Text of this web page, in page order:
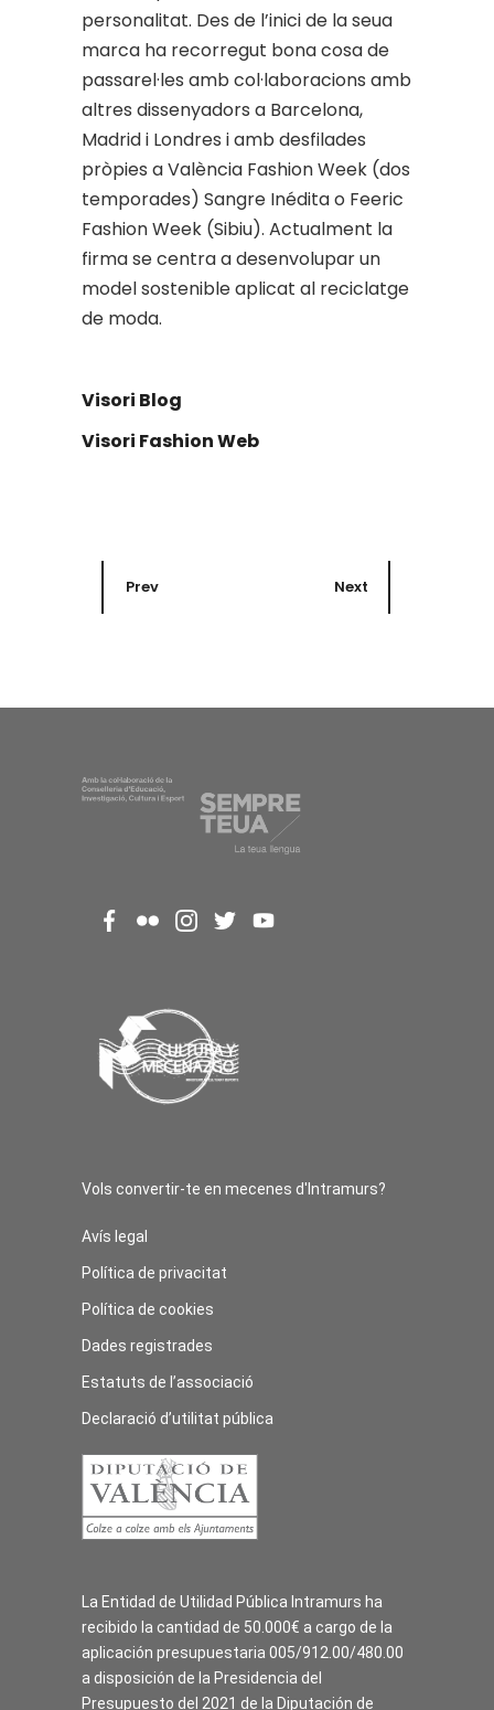
personalitat. Des de l’inici de la seua
marca ha recorregut bona cosa de
passarel·les amb col·laboracions amb
altres dissenyadors a Barcelona,
Madrid i Londres i amb desfilades
pròpies a València Fashion Week (dos
temporades) Sangre Inédita o Feeric
Fashion Week (Sibiu). Actualment la
firma se centra a desenvolupar un
model sostenible aplicat al reciclatge
de moda.
Visori Blog
Visori Fashion Web
Prev Next
Vols convertir-te en mecenes d'Intramurs?
Avís legal
Política de privacitat
Política de cookies
Dades registrades
Estatuts de l’associació
Declaració d’utilitat pública
La Entidad de Utilidad Pública Intramurs ha
recibido la cantidad de 50.000€ a cargo de la
aplicación presupuestaria 005/912.00/480.00
a disposición de la Presidencia del
Presupuesto del 2021 de la Diputación de